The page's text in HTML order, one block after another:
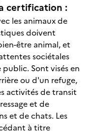
certification :
les animaux de
doivent
être animal, et
sociétales
Sont visés en
ou d'un refuge,
activités de transit
et de
et de chats. Les
à titre